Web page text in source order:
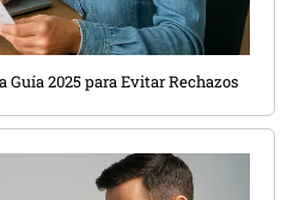
2025 para Evitar Rechazos